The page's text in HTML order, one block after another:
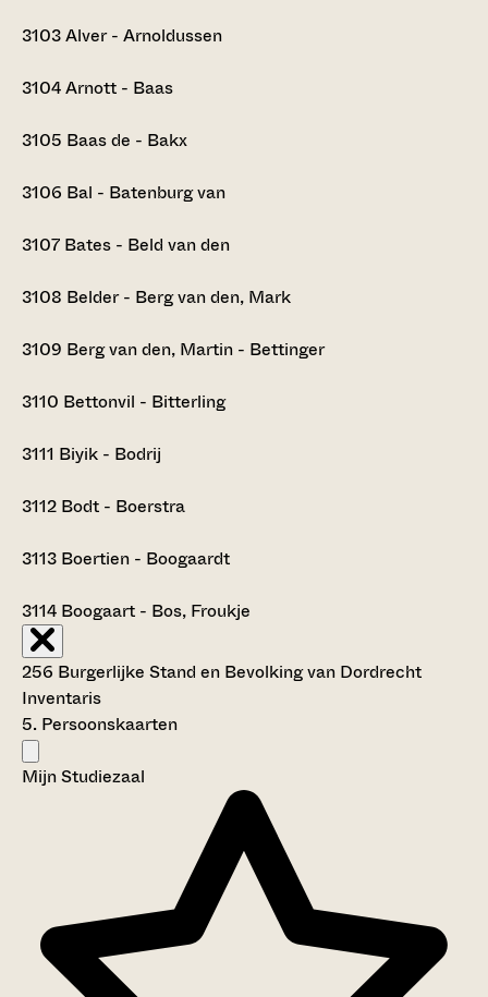
3103Alver - Arnoldussen
3104Arnott - Baas
3105 Baas de - Bakx
3106 Bal - Batenburg van
3107 Bates - Beld van den
3108 Belder - Berg van den, Mark
3109 Berg van den, Martin - Bettinger
3110 Bettonvil - Bitterling
3111 Biyik - Bodrij
3112 Bodt - Boerstra
3113 Boertien - Boogaardt
3114 Boogaart - Bos, Froukje
256 Burgerlijke Stand en Bevolking van Dordrecht
Inventaris
5. Persoonskaarten
Mijn Studiezaal